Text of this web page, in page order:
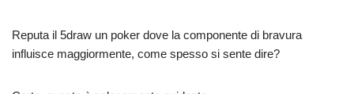
Reputa il 5draw un poker dove la componente di bravura
influisce maggiormente, come spesso si sente dire?